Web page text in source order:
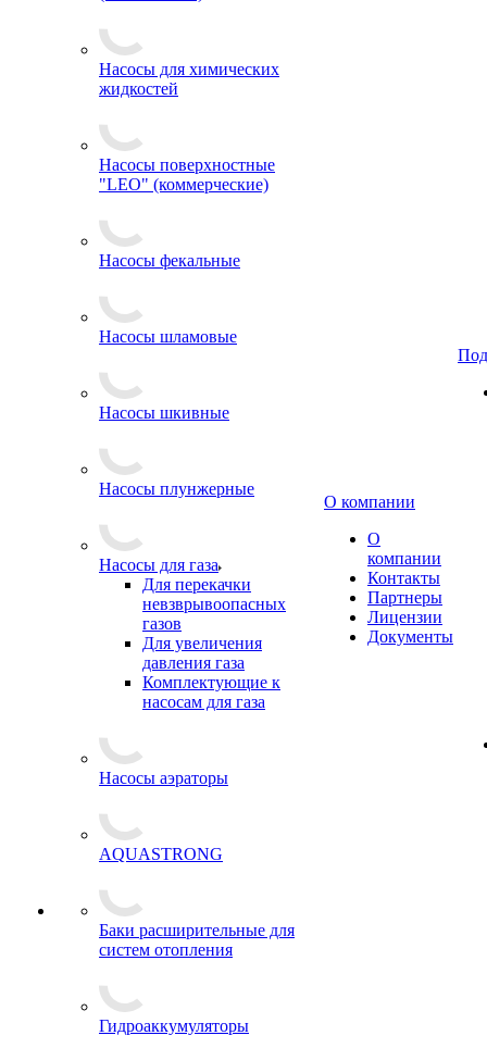
Насосы для химических
жидкостей
Насосы поверхностные
"LEO" (коммерческие)
Насосы фекальные
Насосы шламовые
Насосы шкивные
Насосы плунжерные
Насосы для газа
Для перекачки
невзврывоопасных
газов
Для увеличения
давления газа
Комплектующие к
насосам для газа
Насосы аэраторы
AQUASTRONG
Баки расширительные для
систем отопления
Гидроаккумуляторы
О компании
О
компании
Контакты
Партнеры
Лицензии
Документы